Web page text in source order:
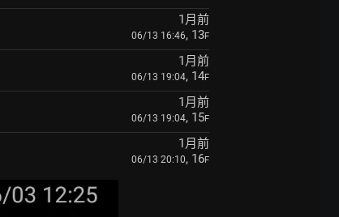
1月前
06/13 16:46, 13F
1月前
06/13 19:04, 14F
1月前
06/13 19:04, 15F
1月前
06/13 20:10, 16F